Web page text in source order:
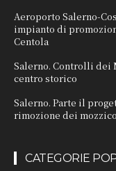
Aeroporto Salerno-
impianto di
Centola
Salerno. Controlli dei
centro storico
Salerno. Parte il
rimozione dei
CATEGORIE